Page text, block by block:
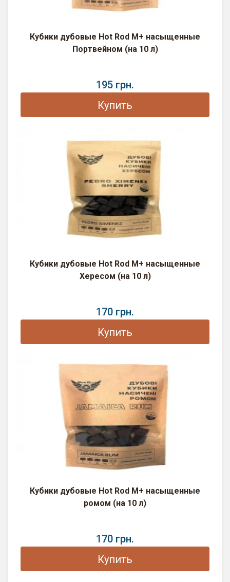
Кубики дубовые Hot Rod M+ насыщенные
Портвейном (на 10 л)
195 грн.
Купить
Кубики дубовые Hot Rod M+ насыщенные
Хересом (на 10 л)
170 грн.
Купить
Кубики дубовые Hot Rod M+ насыщенные
ромом (на 10 л)
170 грн.
Купить